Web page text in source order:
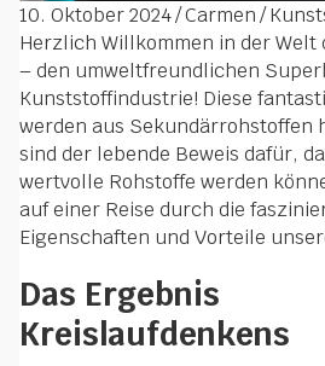
10. Oktober 2024/Carmen/
Herzlich Willkommen in der
– den umweltfreundlichen
Kunststoffindustrie! Diese
werden aus Sekundärrohstoffen
sind der lebende Beweis dafür,
wertvolle Rohstoffe werden
auf einer Reise durch die
Eigenschaften und Vorteile
Das Ergebnis
Kreislaufdenkens